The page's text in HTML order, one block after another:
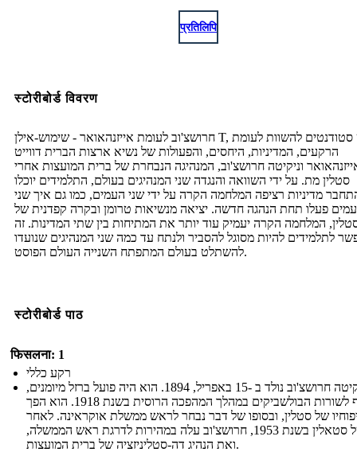
प्रतिलिपि
स्टोरीबोर्ड विवरण
חרושצ'וב לעומת אייזנהאואר - שימוש-אילן T, יש סטודנטים להשוות לעומת
הרקעים, המדיניות, היחסים, והפעולות של נשיא ארצות הברית דווייט
וניקיטה חרושצ'וב, המנהיגה הנבחרת של ברית המועצות אחרי
סטלין מת. על ידי השוואה והנגדה שני המנהיגים בעולם, התלמידים יוכלו
מדיניות רציפה המלחמה הקרה על ידי שני העמים, כמו גם איך שני
פעלו תחת הנהגה חדשה. יציאה מנשיאות טרומן ובקרה קפדנית של
המלחמה הקרה יעמיק עוד יותר את המתיחות בין שתי המדינות. זה
לתלמידים להיות מסוגל להסביר ולנתח עד כמה שני המנהיגים שנועדו
להשתלט בעולם המתפתח השנייה העולם הפוסט.
स्टोरीबोर्ड पाठ
फिसलना: 1
רקע כללי
ניקיטה חרושצ'וב נולד ב -15 באפריל, 1894. הוא היה פועל ברזל מיומנים,
והצטרף לשורות הבולשביקים במהלך המהפכה הרוסית בשנת 1918. הוא הפך
של סטלין, ובסופו של דבר נבחר לראש ממשלת אוקראינה. לאחר
מותו של סטאלין בשנת 1953, חרושצ'וב עלה במהירות לדרגת ראש הממשלה,
ואת הנהיג דה-סטליניזציה של ברית המועצות.